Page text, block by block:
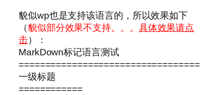
貌似wp也是支持该语言的，所以效果如下
（貌似部分效果不支持。。。 具体效果请点
击）：
MarkDown标记语言测试
==================================
一级标题
============